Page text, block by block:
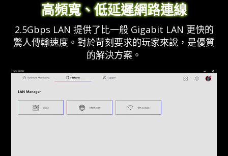
高頻寬、低延遲網路連線
2.5Gbps LAN 提供了比一般 Gigabit LAN 更快的
驚人傳輸速度。對於苛刻要求的玩家來說，是優質
的解決方案。